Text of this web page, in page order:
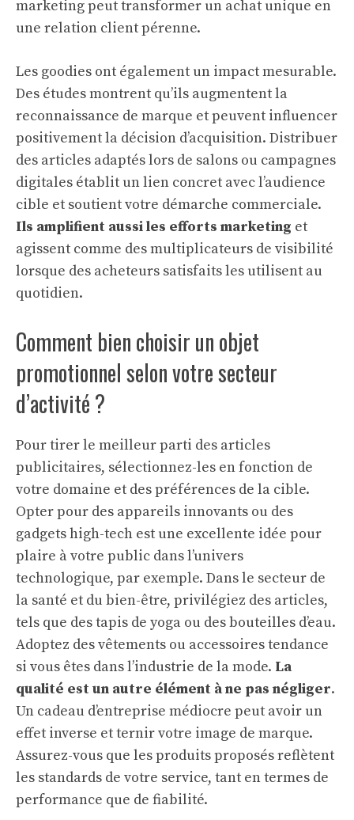
marketing peut transformer un achat unique en
une relation client pérenne.
Les goodies ont également un impact mesurable.
Des études montrent qu’ils augmentent la
reconnaissance de marque et peuvent influencer
positivement la décision d’acquisition. Distribuer
des articles adaptés lors de salons ou campagnes
digitales établit un lien concret avec l’audience
cible et soutient votre démarche commerciale.
Ils amplifient aussi les efforts marketing et
agissent comme des multiplicateurs de visibilité
lorsque des acheteurs satisfaits les utilisent au
quotidien.
Comment bien choisir un objet
promotionnel selon votre secteur
d’activité ?
Pour tirer le meilleur parti des articles
publicitaires, sélectionnez-les en fonction de
votre domaine et des préférences de la cible.
Opter pour des appareils innovants ou des
gadgets high-tech est une excellente idée pour
plaire à votre public dans l’univers
technologique, par exemple. Dans le secteur de
la santé et du bien-être, privilégiez des articles,
tels que des tapis de yoga ou des bouteilles d’eau.
Adoptez des vêtements ou accessoires tendance
si vous êtes dans l’industrie de la mode. La
qualité est un autre élément à ne pas négliger.
Un cadeau d’entreprise médiocre peut avoir un
effet inverse et ternir votre image de marque.
Assurez-vous que les produits proposés reflètent
les standards de votre service, tant en termes de
performance que de fiabilité.